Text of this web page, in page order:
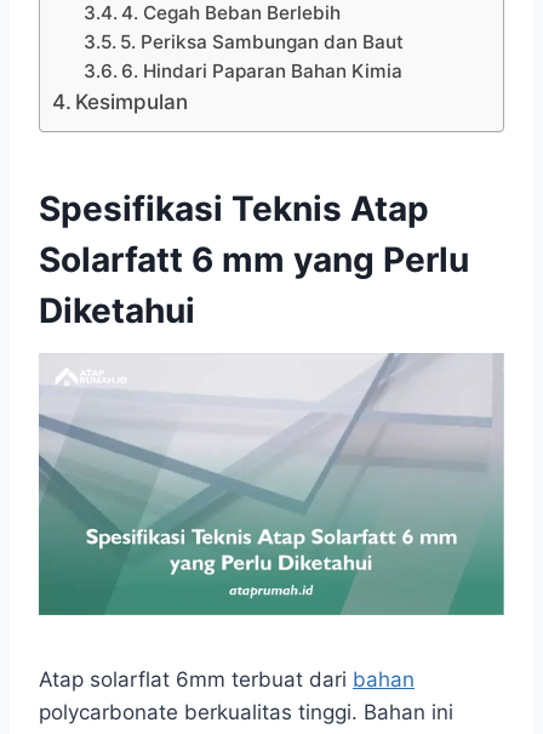
4. Cegah Beban Berlebih
5. Periksa Sambungan dan Baut
6. Hindari Paparan Bahan Kimia
Kesimpulan
Spesifikasi Teknis Atap
Solarfatt 6 mm yang Perlu
Diketahui
Atap solarflat 6mm terbuat dari bahan
polycarbonate berkualitas tinggi. Bahan ini